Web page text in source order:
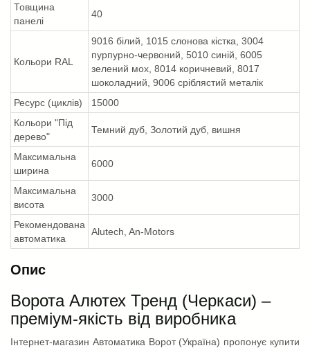
Товщина
панелі
40
Кольори RAL
9016 білий, 1015 слонова кістка, 3004
пурпурно-червоний, 5010 синій, 6005
зелений мох, 8014 коричневий, 8017
шоколадний, 9006 сріблястий металік
Ресурс (циклів)
15000
Кольори "Під
дерево"
Темний дуб, Золотий дуб, вишня
Максимальна
ширина
6000
Максимальна
висота
3000
Рекомендована
автоматика
Alutech, An-Motors
Опис
Ворота Алютех Тренд (Черкаси) –
преміум-якість від виробника
Інтернет-магазин Автоматика Ворот (Україна) пропонує купити